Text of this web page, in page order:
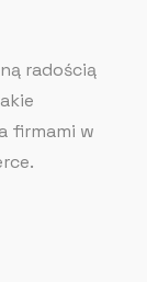
radością
firmami w